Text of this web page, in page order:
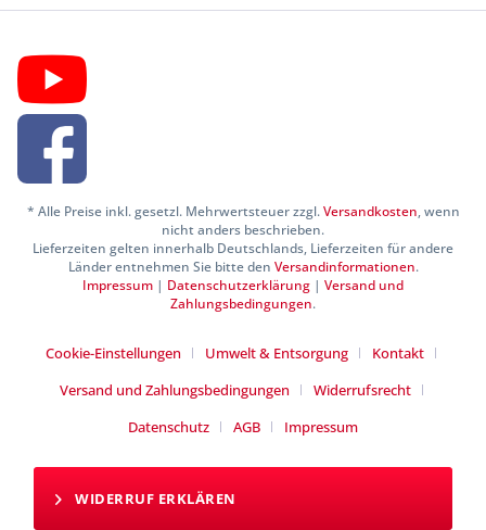
* Alle Preise inkl. gesetzl. Mehrwertsteuer zzgl.Versandkosten, wenn
nicht anders beschrieben.
Lieferzeiten gelten innerhalb Deutschlands, Lieferzeiten für andere
Länder entnehmen Sie bitte den Versandinformationen.
Impressum | Datenschutzerklärung | Versand und
Zahlungsbedingungen.
Cookie-Einstellungen Umwelt & Entsorgung
Kontakt
Versand und Zahlungsbedingungen
Widerrufsrecht
Datenschutz
AGB Impressum
WIDERRUF ERKLÄREN